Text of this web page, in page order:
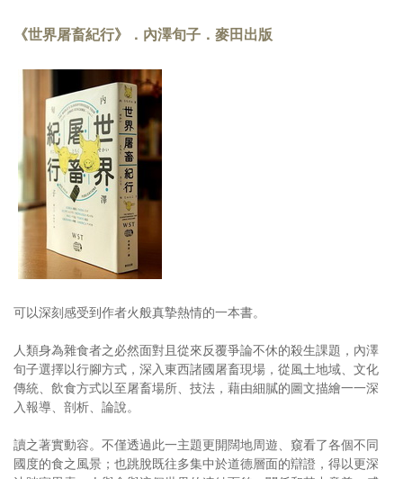
《世界屠畜紀行》．內澤旬子．麥田出版
可以深刻感受到作者火般真摯熱情的一本書。
人類身為雜食者之必然面對且從來反覆爭論不休的殺生課題，內澤
旬子選擇以行腳方式，深入東西諸國屠畜現場，從風土地域、文化
傳統、飲食方式以至屠畜場所、技法，藉由細膩的圖文描繪一一深
入報導、剖析、論說。
讀之著實動容。不僅透過此一主題更開闊地周遊、窺看了各個不同
國度的食之風景；也跳脫既往多集中於道德層面的辯證，得以更深